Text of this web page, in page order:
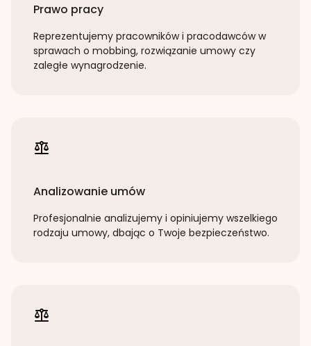
Prawo pracy
Reprezentujemy pracowników i pracodawców w
sprawach o mobbing, rozwiązanie umowy czy
zaległe wynagrodzenie.
Analizowanie umów
Profesjonalnie analizujemy i opiniujemy wszelkiego
rodzaju umowy, dbając o Twoje bezpieczeństwo.